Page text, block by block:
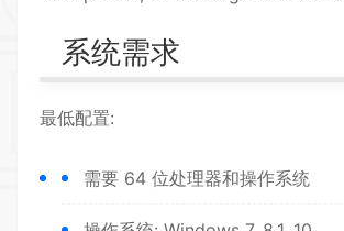
系统需求
最低配置:
需要 64 位处理器和操作系统